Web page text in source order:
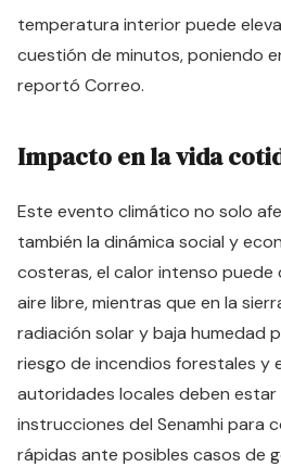
temperatura interior puede
cuestión de minutos, poniendo
reportó Correo.
Impacto en la vida
Este evento climático no solo
también la dinámica social y
costeras, el calor intenso
aire libre, mientras que en la
radiación solar y baja humedad
riesgo de incendios forestales y
autoridades locales deben
instrucciones del Senamhi para
rápidas ante posibles casos de